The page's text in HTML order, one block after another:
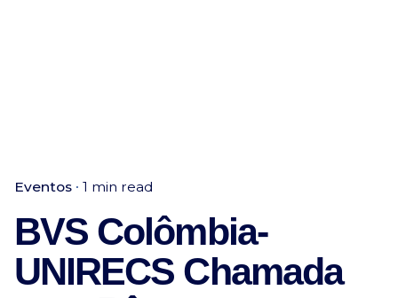
Eventos 1 min read
BVS Colômbia-
UNIRECS Chamada